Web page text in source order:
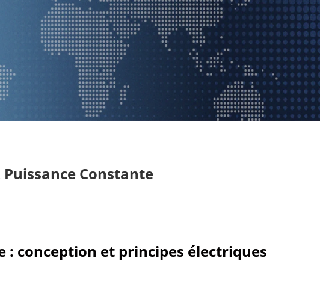
Constante
: conception et principes électriques